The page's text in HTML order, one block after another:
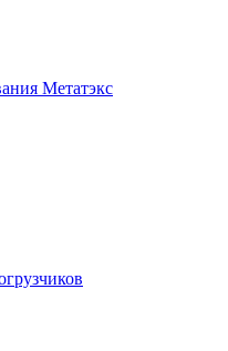
Метатэкс